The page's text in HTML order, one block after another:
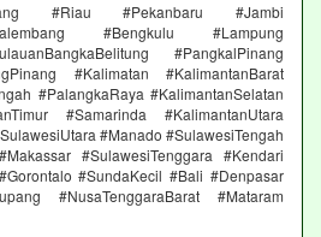
#Riau #Pekanbaru #Jambi
#Bengkulu #Lampung
#PangkalPinang
#Kalimatan #KalimantanBarat
#PalangkaRaya #KalimantanSelatan
#Samarinda #KalimantanUtara
#Manado #SulawesiTengah
#SulawesiTenggara #Kendari
#SundaKecil #Bali #Denpasar
#NusaTenggaraBarat #Mataram